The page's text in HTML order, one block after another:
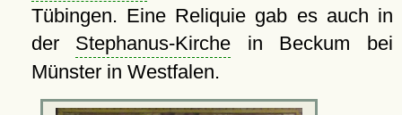
Tübingen. Eine Reliquie gab es auch in
der Stephanus-Kirche in Beckum bei
Münster in Westfalen.